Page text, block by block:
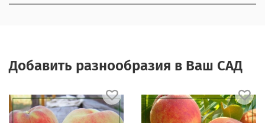
Добавить разнообразия в Ваш САД